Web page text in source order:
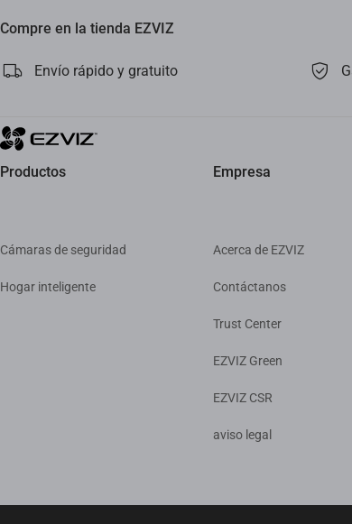
Compre en la tienda EZVIZ
Envío rápido y gratuito
Productos
Cámaras de seguridad
Hogar inteligente
Empresa
Acerca de EZVIZ
Contáctanos
Trust Center
EZVIZ Green
EZVIZ CSR
aviso legal